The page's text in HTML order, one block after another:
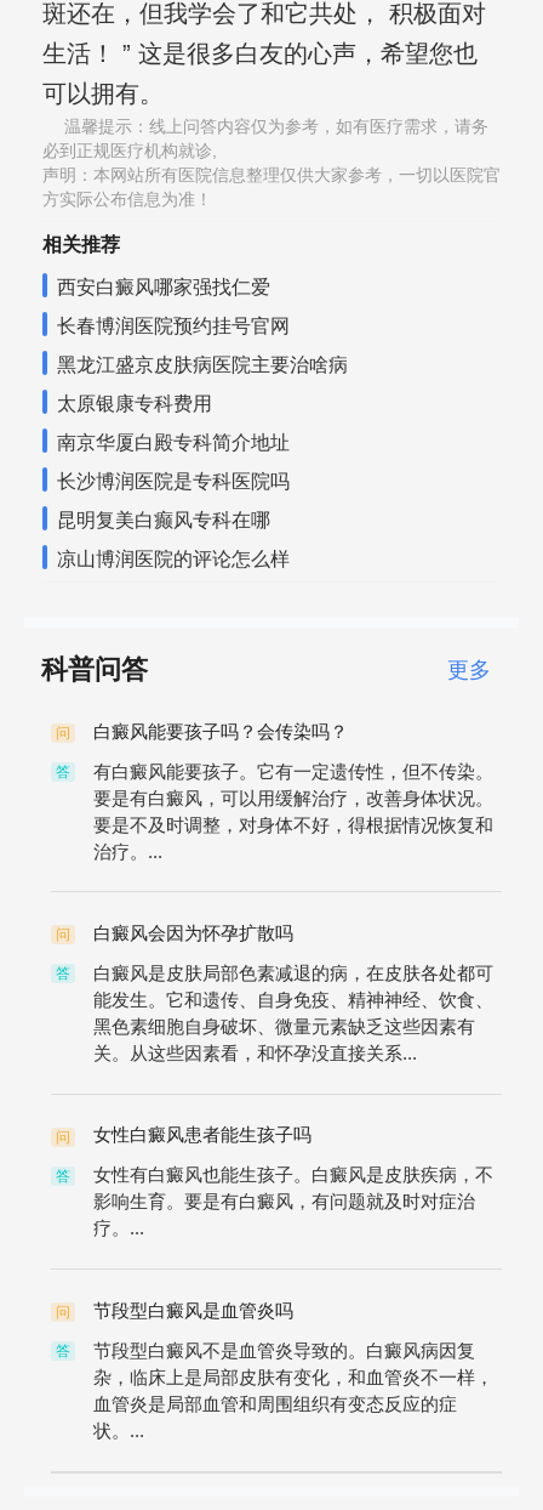
斑还在，但我学会了和它共处， 积极面对
生活！ ” 这是很多白友的心声，希望您也
可以拥有。
温馨提示：线上问答内容仅为参考，如有医疗需求，请务
必到正规医疗机构就诊,
声明：本网站所有医院信息整理仅供大家参考，一切以医院官
方实际公布信息为准！
相关推荐
西安白癜风哪家强找仁爱
长春博润医院预约挂号官网
黑龙江盛京皮肤病医院主要治啥病
太原银康专科费用
南京华厦白殿专科简介地址
长沙博润医院是专科医院吗
昆明复美白癫风专科在哪
凉山博润医院的评论怎么样
科普问答 更多
问 白癜风能要孩子吗？会传染吗？
答
有白癜风能要孩子。它有一定遗传性，但不传染。
要是有白癜风，可以用缓解治疗，改善身体状况。
要是不及时调整，对身体不好，得根据情况恢复和
治疗。...
问 白癜风会因为怀孕扩散吗
答
白癜风是皮肤局部色素减退的病，在皮肤各处都可
能发生。它和遗传、自身免疫、精神神经、饮食、
黑色素细胞自身破坏、微量元素缺乏这些因素有
关。从这些因素看，和怀孕没直接关系...
问 女性白癜风患者能生孩子吗
答
女性有白癜风也能生孩子。白癜风是皮肤疾病，不
影响生育。要是有白癜风，有问题就及时对症治
疗。...
问 节段型白癜风是血管炎吗
答
节段型白癜风不是血管炎导致的。白癜风病因复
杂，临床上是局部皮肤有变化，和血管炎不一样，
血管炎是局部血管和周围组织有变态反应的症
状。...